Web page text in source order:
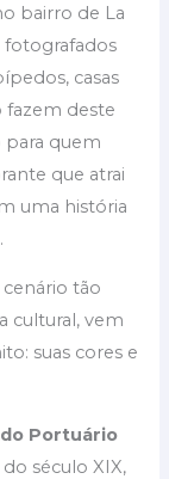
bairro de La
fotografados
casas
fazem deste
quem
que atrai
uma história
tão
cultural, vem
suas cores e
Portuário
século XIX,